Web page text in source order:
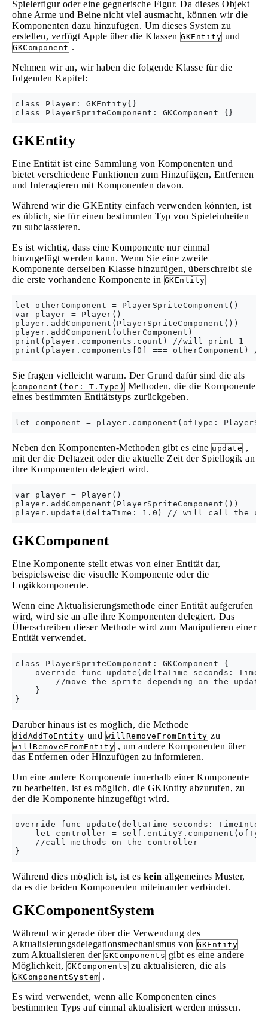
Spielerfigur oder eine gegnerische Figur. Da dieses Objekt
ohne Arme und Beine nicht viel ausmacht, können wir die
Komponenten dazu hinzufügen. Um dieses System zu
erstellen, verfügt Apple über die Klassen GKEntity und
GKComponent .
Nehmen wir an, wir haben die folgende Klasse für die
folgenden Kapitel:
class Player: GKEntity{}
GKEntity
Eine Entität ist eine Sammlung von Komponenten und
bietet verschiedene Funktionen zum Hinzufügen, Entfernen
und Interagieren mit Komponenten davon.
Während wir die GKEntity einfach verwenden könnten, ist
es üblich, sie für einen bestimmten Typ von Spieleinheiten
zu subclassieren.
Es ist wichtig, dass eine Komponente nur einmal
hinzugefügt werden kann. Wenn Sie eine zweite
Komponente derselben Klasse hinzufügen, überschreibt sie
die erste vorhandene Komponente in GKEntity
let otherComponent = PlayerSpriteComponent()
var player = Player()
player.addComponent(PlayerSpriteComponent())
player.addComponent(otherComponent)
print(player.components.count) //will print 1
Sie fragen vielleicht warum. Der Grund dafür sind die als
component(for: T.Type) Methoden, die die Komponente
eines bestimmten Entitätstyps zurückgeben.
Neben den Komponenten-Methoden gibt es eine update ,
mit der die Deltazeit oder die aktuelle Zeit der Spiellogik an
ihre Komponenten delegiert wird.
var player = Player()
player.addComponent(PlayerSpriteComponent())
GKComponent
Eine Komponente stellt etwas von einer Entität dar,
beispielsweise die visuelle Komponente oder die
Logikkomponente.
Wenn eine Aktualisierungsmethode einer Entität aufgerufen
wird, wird sie an alle ihre Komponenten delegiert. Das
Überschreiben dieser Methode wird zum Manipulieren einer
Entität verwendet.
class PlayerSpriteComponent: GKComponent {
override func update(deltaTime seconds:
//move the sprite depending on the update
    }
Darüber hinaus ist es möglich, die Methode
didAddToEntity und willRemoveFromEntity zu
willRemoveFromEntity , um andere Komponenten über
das Entfernen oder Hinzufügen zu informieren.
Um eine andere Komponente innerhalb einer Komponente
zu bearbeiten, ist es möglich, die GKEntity abzurufen, zu
der die Komponente hinzugefügt wird.
override func update(deltaTime seconds:
let controller =
    //call methods on the controller
Während dies möglich ist, ist es kein allgemeines Muster,
da es die beiden Komponenten miteinander verbindet.
GKComponentSystem
Während wir gerade über die Verwendung des
Aktualisierungsdelegationsmechanismus von GKEntity
zum Aktualisieren der GKComponents gibt es eine andere
Möglichkeit, GKComponents zu aktualisieren, die als
GKComponentSystem .
Es wird verwendet, wenn alle Komponenten eines
bestimmten Typs auf einmal aktualisiert werden müssen.